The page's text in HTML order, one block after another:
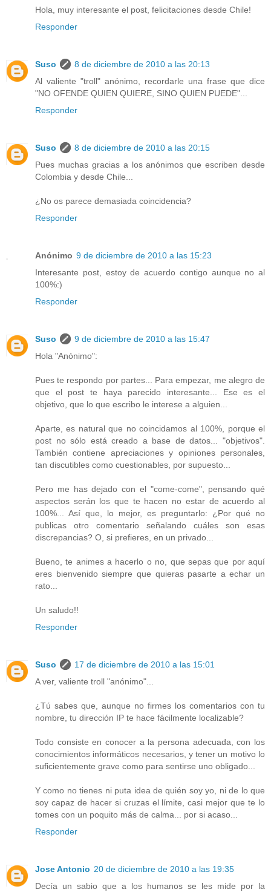
Hola, muy interesante el post, felicitaciones desde Chile!
Responder
Suso
8 de diciembre de 2010 a las 20:13
Al valiente "troll" anónimo, recordarle una frase que dice
"NO OFENDE QUIEN QUIERE, SINO QUIEN PUEDE"...
Responder
Suso
8 de diciembre de 2010 a las 20:15
Pues muchas gracias a los anónimos que escriben desde
Colombia y desde Chile...
¿No os parece demasiada coincidencia?
Responder
Anónimo 9 de diciembre de 2010 a las 15:23
Interesante post, estoy de acuerdo contigo aunque no al
100%:)
Responder
Suso
9 de diciembre de 2010 a las 15:47
Hola "Anónimo":
Pues te respondo por partes... Para empezar, me alegro de
que el post te haya parecido interesante... Ese es el
objetivo, que lo que escribo le interese a alguien...
Aparte, es natural que no coincidamos al 100%, porque el
post no sólo está creado a base de datos... "objetivos".
También contiene apreciaciones y opiniones personales,
tan discutibles como cuestionables, por supuesto...
Pero me has dejado con el "come-come", pensando qué
aspectos serán los que te hacen no estar de acuerdo al
100%... Así que, lo mejor, es preguntarlo: ¿Por qué no
publicas otro comentario señalando cuáles son esas
discrepancias? O, si prefieres, en un privado...
Bueno, te animes a hacerlo o no, que sepas que por aquí
eres bienvenido siempre que quieras pasarte a echar un
rato...
Un saludo!!
Responder
Suso
17 de diciembre de 2010 a las 15:01
A ver, valiente troll "anónimo"...
¿Tú sabes que, aunque no firmes los comentarios con tu
nombre, tu dirección IP te hace fácilmente localizable?
Todo consiste en conocer a la persona adecuada, con los
conocimientos informáticos necesarios, y tener un motivo lo
suficientemente grave como para sentirse uno obligado...
Y como no tienes ni puta idea de quién soy yo, ni de lo que
soy capaz de hacer si cruzas el límite, casi mejor que te lo
tomes con un poquito más de calma... por si acaso...
Responder
Jose Antonio 20 de diciembre de 2010 a las 19:35
Decía un sabio que a los humanos se les mide por la